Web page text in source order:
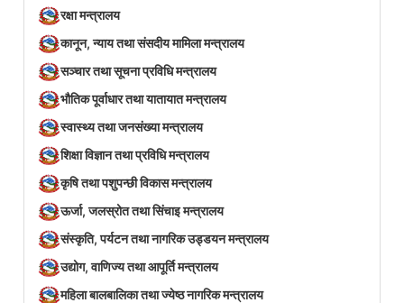
रक्षा मन्त्रालय
कानून, न्याय तथा संसदीय मामिला मन्त्रालय
सञ्‍चार तथा सूचना प्रविधि मन्त्रालय
भौतिक पूर्वाधार तथा यातायात मन्त्रालय
स्वास्थ्य तथा जनसंख्या मन्त्रालय
शिक्षा विज्ञान तथा प्रविधि मन्त्रालय
कृषि तथा पशुपन्छी विकास मन्त्रालय
ऊर्जा, जलस्रोत तथा सिंचाइ मन्त्रालय
संस्कृति, पर्यटन तथा नागरिक उड्डयन मन्त्रालय
उद्योग, वाणिज्य तथा आपूर्ति मन्त्रालय
महिला बालबालिका तथा ज्येष्ठ नागरिक मन्त्रालय